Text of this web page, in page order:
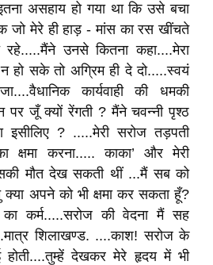
असहाय हो गया था कि उसे बचा
जो मेरे ही हाड़ - मांस का रस खींचते
उनसे कितना कहा....मेरा
न हो सके तो अग्रिम ही दे दो.....स्वयं
कार्यवाही की धमकी
पर जूँ क्यों रेंगती ? मैंने चवन्नी पृश्ठ
इसीलिए ? .....मेरी सरोज तड़पती
क्षमा करना..... काका’ और मेरी
मौत देख सकती थीं ...मैं सब को
क्या अपने को भी क्षमा कर सकता हूँ?
कर्म.....सरोज की वेदना मैं सह
शिलाखण्ड. ....काश! सरोज के
होती....तुम्हें देखकर मेरे हृदय में भी